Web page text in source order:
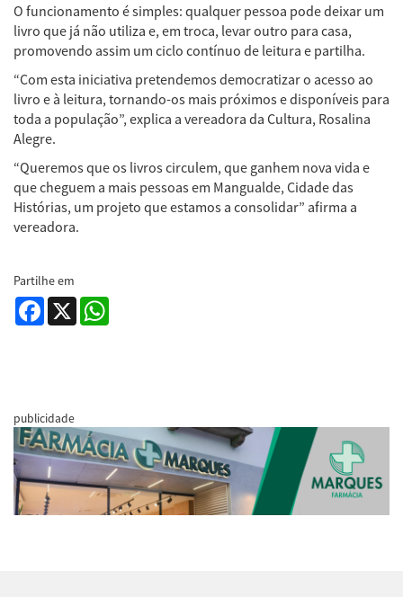
O funcionamento é simples: qualquer pessoa pode deixar um
livro que já não utiliza e, em troca, levar outro para casa,
promovendo assim um ciclo contínuo de leitura e partilha.
“Com esta iniciativa pretendemos democratizar o acesso ao
livro e à leitura, tornando-os mais próximos e disponíveis para
toda a população”, explica a vereadora da Cultura, Rosalina
Alegre.
“Queremos que os livros circulem, que ganhem nova vida e
que cheguem a mais pessoas em Mangualde, Cidade das
Histórias, um projeto que estamos a consolidar” afirma a
vereadora.
Partilhe em
Facebook
X
publicidade